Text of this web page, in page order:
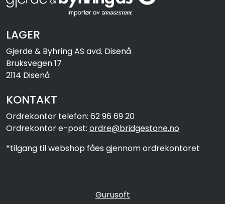
LAGER
Gjerde & Byhring AS avd. Disenå
Bruksvegen 17
2114 Disenå
KONTAKT
Ordrekontor telefon: 62 96 69 20
Ordrekontor e-post: ordre@bridgestone.no
*tilgang til webshop fåes gjennom ordrekontoret
Gurusoft